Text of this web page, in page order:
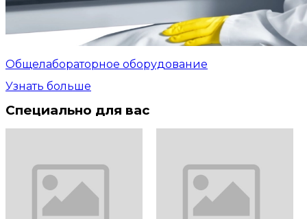
Общелабораторное оборудование
Узнать больше
Специально для вас